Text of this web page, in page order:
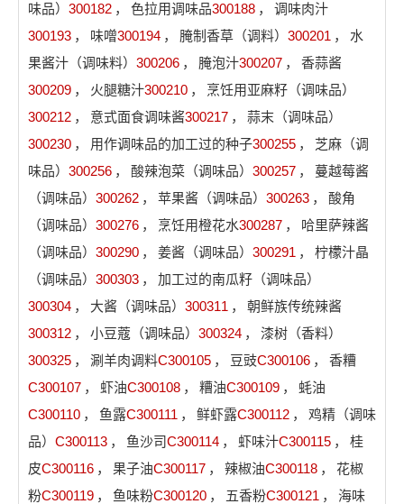
味品） 300182 ， 色拉用调味品300188 ，
调味肉汁
300193 ， 味噌300194 ， 腌制香草（调料） 300201 ，
水
果酱汁（调味料） 300206 ， 腌泡汁300207 ，
香蒜酱
300209 ， 火腿糖汁300210 ，
烹饪用亚麻籽（调味品）
300212 ， 意式面食调味酱300217 ，
蒜末（调味品）
300230 ， 用作调味品的加工过的种子300255 ，
芝麻（调
味品） 300256 ， 酸辣泡菜（调味品） 300257 ，
蔓越莓酱
（调味品） 300262 ， 苹果酱（调味品） 300263 ，
酸角
（调味品） 300276 ， 烹饪用橙花水300287 ，
哈里萨辣酱
（调味品） 300290 ， 姜酱（调味品） 300291 ，
柠檬汁晶
（调味品） 300303 ，
加工过的南瓜籽（调味品）
300304 ， 大酱（调味品） 300311 ，
朝鲜族传统辣酱
300312 ， 小豆蔻（调味品） 300324 ，
漆树（香料）
300325 ， 涮羊肉调料C300105 ， 豆豉C300106 ，
香糟
C300107 ， 虾油C300108 ， 糟油C300109 ，
蚝油
C300110 ， 鱼露C300111 ， 鲜虾露C300112 ，
鸡精（调味
品） C300113 ， 鱼沙司C300114 ， 虾味汁C300115 ，
桂
皮C300116 ， 果子油C300117 ， 辣椒油C300118 ，
花椒
粉C300119 ， 鱼味粉C300120 ， 五香粉C300121 ，
海味